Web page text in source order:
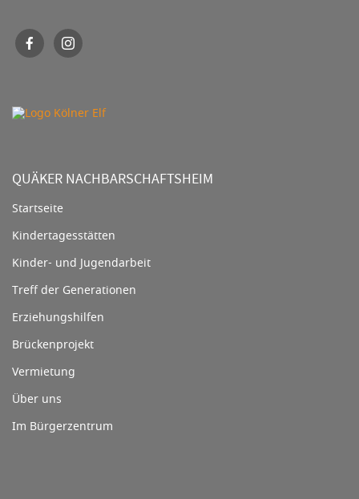
QUÄKER NACHBARSCHAFTSHEIM
Startseite
Kindertagesstätten
Kinder- und Jugendarbeit
Treff der Generationen
Erziehungshilfen
Brückenprojekt
Vermietung
Über uns
Im Bürgerzentrum